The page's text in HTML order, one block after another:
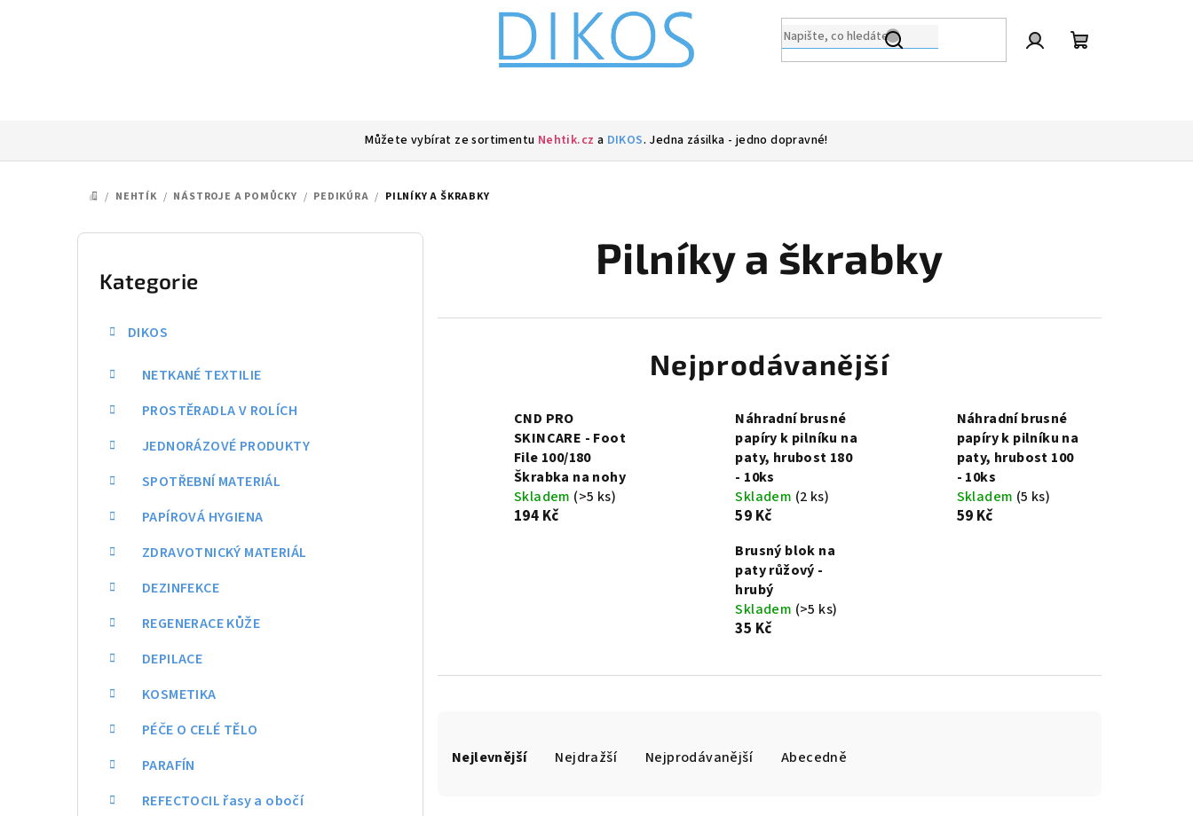
Můžete vybírat ze sortimentu Nehtik.cz a DIKOS. Jedna zásilka - jedno dopravné!
DOMŮ
/ NEHTÍK / NÁSTROJE A POMŮCKY / PEDIKÚRA / PILNÍKY A ŠKRABKY
P
Přeskočit
kategorie
Kategorie
DIKOS
NETKANÉ TEXTILIE
PROSTĚRADLA V ROLÍCH
JEDNORÁZOVÉ PRODUKTY
SPOTŘEBNÍ MATERIÁL
PAPÍROVÁ HYGIENA
ZDRAVOTNICKÝ MATERIÁL
DEZINFEKCE
REGENERACE KŮŽE
DEPILACE
KOSMETIKA
PÉČE O CELÉ TĚLO
PARAFÍN
REFECTOCIL řasy a obočí
Pilníky a škrabky
Nejprodávanější
CND PRO
SKINCARE - Foot
File 100/180
Škrabka na nohy
Skladem (>5 ks)
194 Kč
Náhradní brusné
papíry k pilníku na
paty, hrubost 180
- 10ks
Skladem (2 ks)
59 Kč
Náhradní brusné
papíry k pilníku na
paty, hrubost 100
- 10ks
Skladem (5 ks)
59 Kč
Brusný blok na
paty růžový -
hrubý
Skladem (>5 ks)
35 Kč
aNejlevnější Nejdražší Nejprodávanější Abecedně